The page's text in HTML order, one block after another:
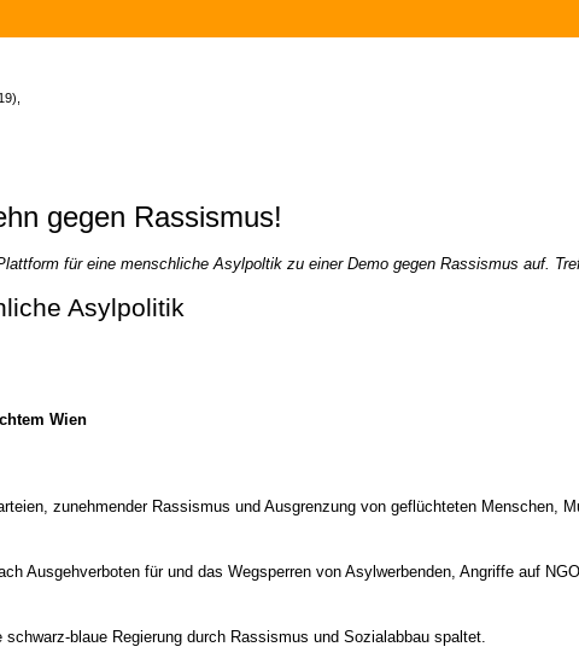
gegen Rassismus!
für eine menschliche Asylpoltik zu einer Demo gegen Rassismus auf.
Asylpolitik
Wien
zunehmender Rassismus und Ausgrenzung von geflüchteten Menschen,
Ausgehverboten für und das Wegsperren von Asylwerbenden, Angriffe auf
blaue Regierung durch Rassismus und Sozialabbau spaltet.